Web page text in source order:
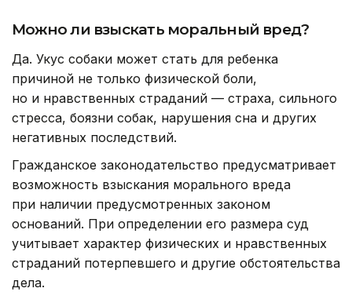
Можно ли взыскать моральный вред?
Да. Укус собаки может стать для ребенка
причиной не только физической боли,
но и нравственных страданий — страха, сильного
стресса, боязни собак, нарушения сна и других
негативных последствий.
Гражданское законодательство предусматривает
возможность взыскания морального вреда
при наличии предусмотренных законом
оснований. При определении его размера суд
учитывает характер физических и нравственных
страданий потерпевшего и другие обстоятельства
дела.